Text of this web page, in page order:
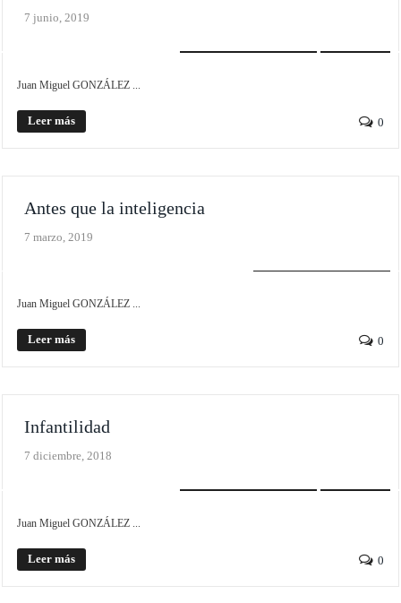
7 junio, 2019
Juan Miguel GONZÁLEZ ...
Leer más 0
Antes que la inteligencia
7 marzo, 2019
Juan Miguel GONZÁLEZ ...
Leer más 0
Infantilidad
7 diciembre, 2018
Juan Miguel GONZÁLEZ ...
Leer más 0